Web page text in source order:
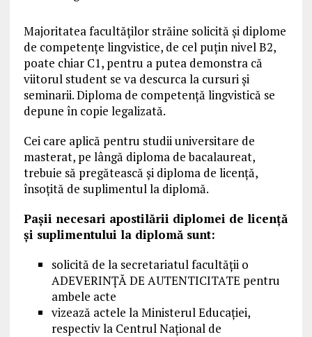
Majoritatea facultăților străine solicită și diplome
de competențe lingvistice, de cel puțin nivel B2,
poate chiar C1, pentru a putea demonstra că
viitorul student se va descurca la cursuri și
seminarii. Diploma de competență lingvistică se
depune în copie legalizată.
Cei care aplică pentru studii universitare de
masterat, pe lângă diploma de bacalaureat,
trebuie să pregătească și diploma de licență,
însoțită de suplimentul la diplomă.
Pașii necesari apostilării diplomei de licență
și suplimentului la diplomă sunt:
solicită de la secretariatul facultății o
ADEVERINȚĂ DE AUTENTICITATE pentru
ambele acte
vizează actele la Ministerul Educației,
respectiv la Centrul Național de